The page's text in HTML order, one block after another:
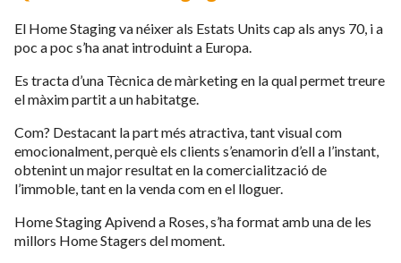
El Home Staging va néixer als Estats Units cap als anys 70, i a
poc a poc s’ha anat introduint a Europa.
Es tracta d’una Tècnica de màrketing en la qual permet treure
el màxim partit a un habitatge.
Com? Destacant la part més atractiva, tant visual com
emocionalment, perquè els clients s’enamorin d’ell a l’instant,
obtenint un major resultat en la comercialització de
l’immoble, tant en la venda com en el lloguer.
Home Staging Apivend a Roses, s’ha format amb una de les
millors Home Stagers del moment.